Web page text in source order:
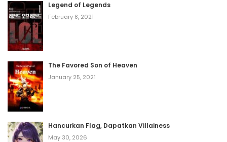
Legend of Legends
February 8, 2021
The Favored Son of Heaven
January 25, 2021
Hancurkan Flag, Dapatkan Villainess
May 30, 2026